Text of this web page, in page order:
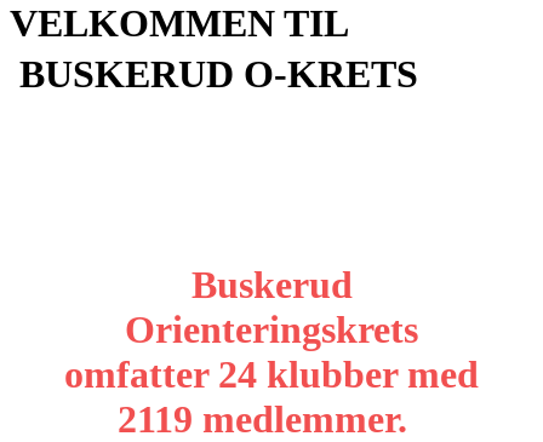
VELKOMMEN TIL
BUSKERUD O-KRETS
Buskerud
Orienteringskrets
omfatter 24 klubber med
2119 medlemmer.